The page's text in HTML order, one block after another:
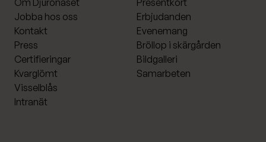
Jobba hos oss
Kontakt
Press
Certifieringar
Kvarglömt
Visselblås
Intranät
Erbjudanden
Evenemang
Bröllop i skärgården
Bildgalleri
Samarbeten